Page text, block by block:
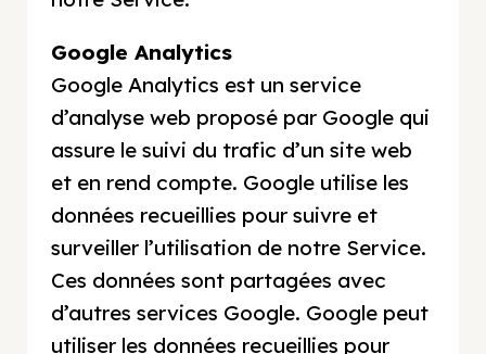
Google Analytics
Google Analytics est un service
d’analyse web proposé par Google qui
assure le suivi du trafic d’un site web
et en rend compte. Google utilise les
données recueillies pour suivre et
surveiller l’utilisation de notre Service.
Ces données sont partagées avec
d’autres services Google. Google peut
utiliser les données recueillies pour